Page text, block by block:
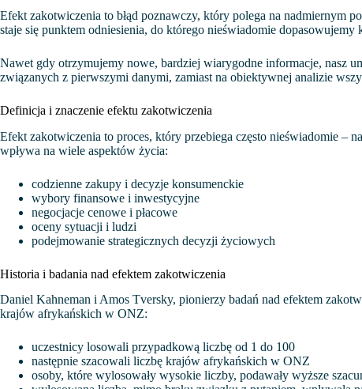
Efekt zakotwiczenia to błąd poznawczy, który polega na nadmiernym
staje się punktem odniesienia, do którego nieświadomie dopasowujemy
Nawet gdy otrzymujemy nowe, bardziej wiarygodne informacje, nasz
związanych z pierwszymi danymi, zamiast na obiektywnej analizie
Definicja i znaczenie efektu zakotwiczenia
Efekt zakotwiczenia to proces, który przebiega często nieświadomie –
wpływa na wiele aspektów życia:
codzienne zakupy i decyzje konsumenckie
wybory finansowe i inwestycyjne
negocjacje cenowe i płacowe
oceny sytuacji i ludzi
podejmowanie strategicznych decyzji życiowych
Historia i badania nad efektem zakotwiczenia
Daniel Kahneman i Amos Tversky, pionierzy badań nad efektem
krajów afrykańskich w ONZ:
uczestnicy losowali przypadkową liczbę od 1 do 100
następnie szacowali liczbę krajów afrykańskich w ONZ
osoby, które wylosowały wysokie liczby, podawały wyższe